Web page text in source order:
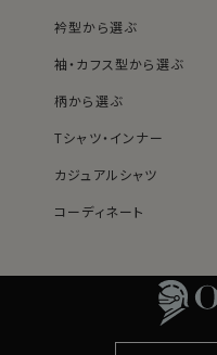
衿型から選ぶ
袖・カフス型から選ぶ
柄から選ぶ
Tシャツ・インナー
カジュアルシャツ
コーディネート
色から選ぶ